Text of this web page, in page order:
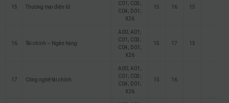
15 Thương mại điện tử
C01; C03;
C04; D01;
X26
15 16 15
16 Tài chính – Ngân hàng
A00; A01;
C01; C03;
C04; D01;
X26
15 17 15
17 Công nghệ tài chính
A00; A01;
C01; C03;
C04; D01;
X26
15 16